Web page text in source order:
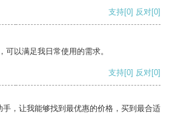
支持[0] 反对[0]
可以满足我日常使用的需求。
支持[0] 反对[0]
，让我能够找到最优惠的价格，买到最合适